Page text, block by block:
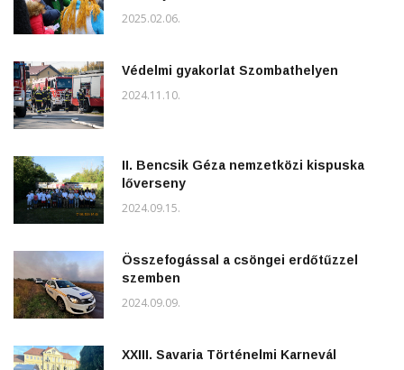
2025.02.06.
Védelmi gyakorlat Szombathelyen
2024.11.10.
II. Bencsik Géza nemzetközi kispuska
lőverseny
2024.09.15.
Összefogással a csöngei erdőtűzzel
szemben
2024.09.09.
XXIII. Savaria Történelmi Karnevál